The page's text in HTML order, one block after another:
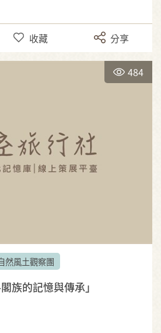
收藏 分享
484
然風土觀察團
族的記憶與傳承」